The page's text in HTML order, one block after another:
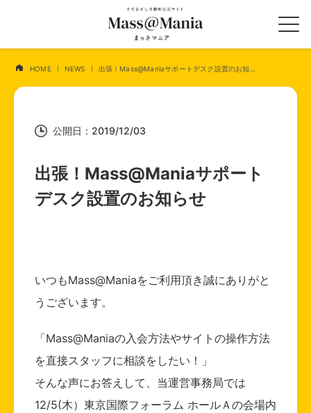
HOME NEWS
公開日：2019/12/03
出張！Mass@Maniaサポート
デスク設置のお知らせ
いつもMass@Maniaをご利用頂き誠にありがと
うございます。
「Mass@Maniaの入会方法やサイトの操作方法
を直接スタッフに相談をしたい！」
そんな声にお答えして、当運営事務局では
12/5(木）東京国際フォーラム ホールＡの会場内